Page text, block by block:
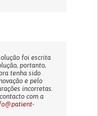
foi escrita
portanto,
tenha sido
e pelo
incorretas.
com a